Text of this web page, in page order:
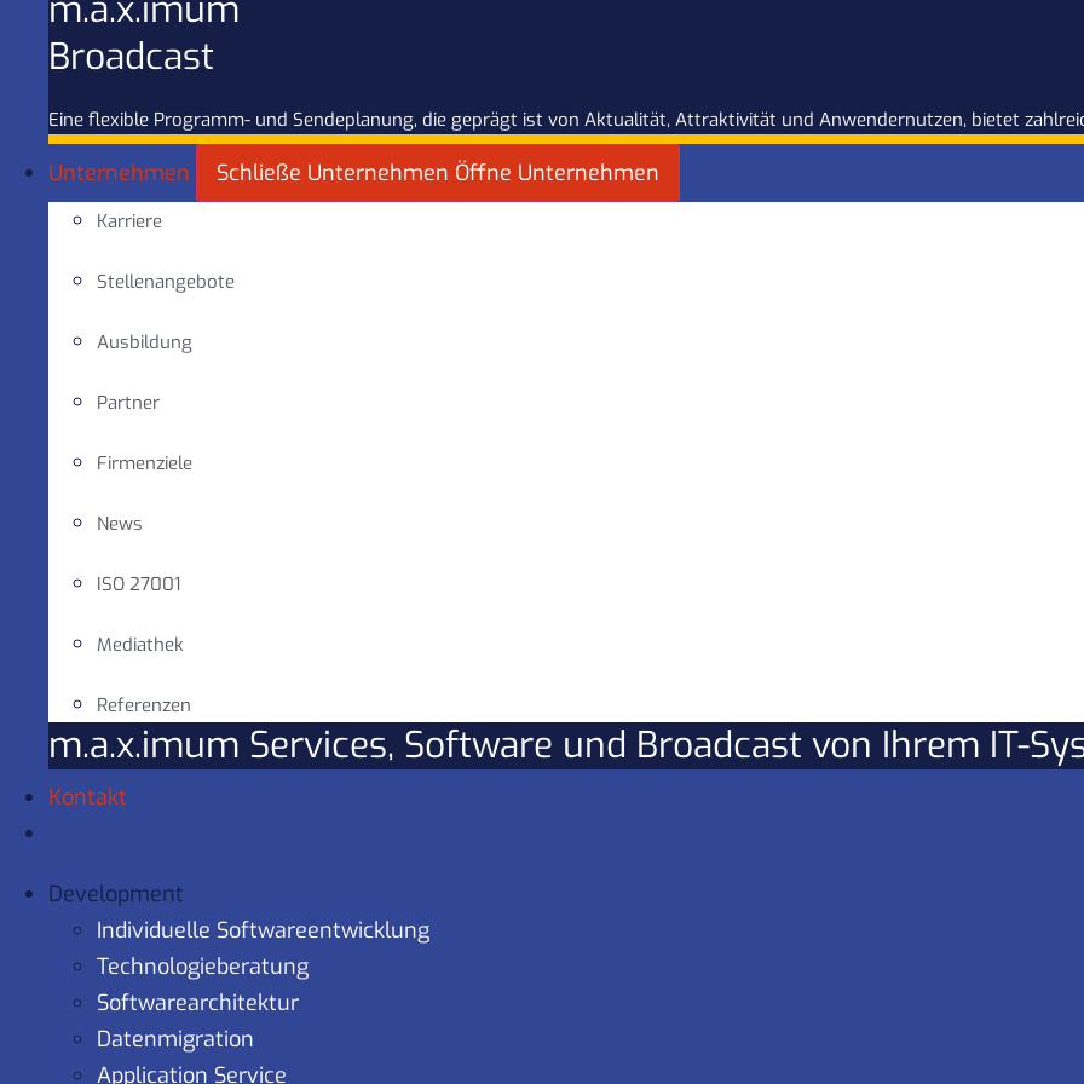
m.a.x.imum
Broadcast
Eine flexible Programm- und Sendeplanung, die geprägt ist von Aktualität, Attraktivität und Anwendernutzen, bietet
Unternehmen Schließe Unternehmen Öffne Unternehmen
Karriere
Stellenangebote
Ausbildung
Partner
Firmenziele
News
ISO 27001
Mediathek
Referenzen
m.a.x.imum Services, Software und Broadcast von Ihrem IT-
Kontakt
Development
Individuelle Softwareentwicklung
Technologieberatung
Softwarearchitektur
Datenmigration
Application Service